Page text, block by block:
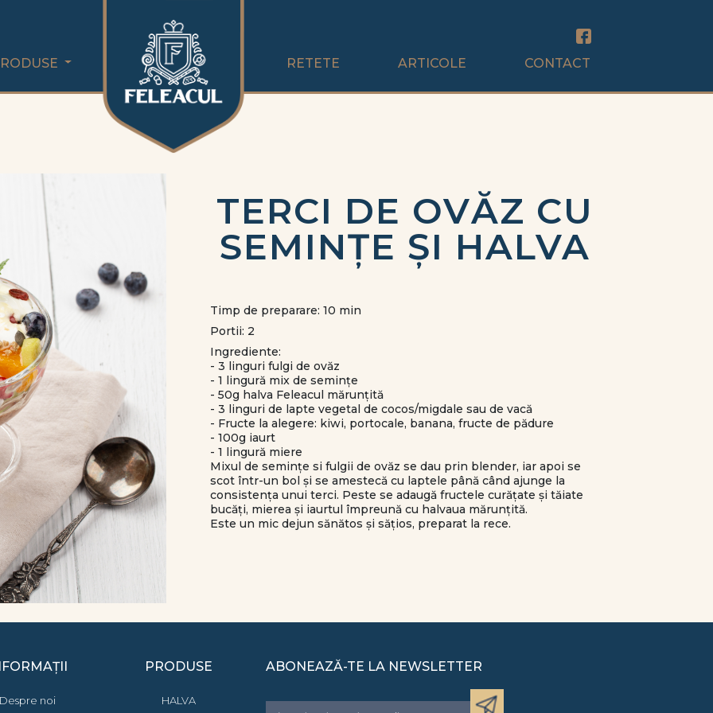
RETETE ARTICOLE CONTACT
TERCI DE OVĂZ CU
SEMINȚE ȘI HALVA
Timp de preparare: 10 min
Portii: 2
Ingrediente:
- 3 linguri fulgi de ovăz
- 1 lingură mix de semințe
- 50g halva Feleacul mărunțită
- 3 linguri de lapte vegetal de cocos/migdale sau de vacă
- Fructe la alegere: kiwi, portocale, banana, fructe de pădure
- 100g iaurt
- 1 lingură miere
Mixul de semințe si fulgii de ovăz se dau prin blender, iar apoi se
scot într-un bol și se amestecă cu laptele până când ajunge la
consistența unui terci. Peste se adaugă fructele curățate și tăiate
bucăți, mierea și iaurtul împreună cu halvaua mărunțită.
Este un mic dejun sănătos și sățios, preparat la rece.
noi
PRODUSE
HALVA
ABONEAZĂ-TE LA NEWSLETTER